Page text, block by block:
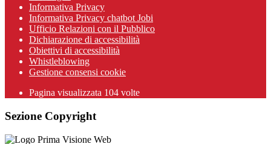
Informativa Privacy
Informativa Privacy chatbot Jobi
Ufficio Relazioni con il Pubblico
Dichiarazione di accessibilità
Obiettivi di accessibilità
Whistleblowing
Gestione consensi cookie
Pagina visualizzata 104 volte
Sezione Copyright